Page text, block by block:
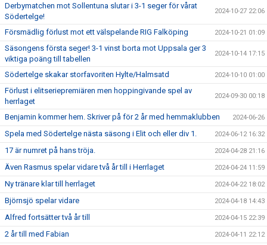
Derbymatchen mot Sollentuna slutar i 3-1 seger för vårat
Södertelge!
2024-10-27 22:06
Försmädlig förlust mot ett välspelande RIG Falköping 2024-10-21 01:09
Säsongens första seger! 3-1 vinst borta mot Uppsala ger 3
viktiga poäng till tabellen
2024-10-14 17:15
Södertelge skakar storfavoriten Hylte/Halmsatd 2024-10-10 01:00
Förlust i elitseriepremiären men hoppingivande spel av
herrlaget
2024-09-30 00:18
Benjamin kommer hem. Skriver på för 2 år med hemmaklubben 2024-06-26
Spela med Södertelge nästa säsong i Elit och eller div 1. 2024-06-12 16:32
17 är numret på hans tröja. 2024-04-28 21:16
Även Rasmus spelar vidare två år till i Herrlaget 2024-04-24 11:59
Ny tränare klar till herrlaget 2024-04-22 18:02
Björnsjö spelar vidare 2024-04-18 14:43
Alfred fortsätter två år till 2024-04-15 22:39
2 år till med Fabian 2024-04-11 22:12